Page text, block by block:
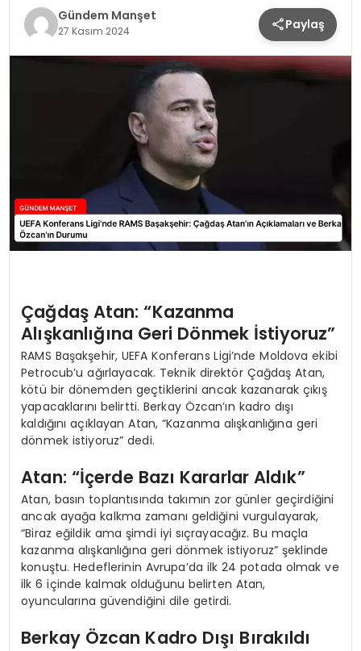
Gündem Manşet
27 Kasım 2024 Paylaş
Çağdaş Atan: “Kazanma
Alışkanlığına Geri Dönmek İstiyoruz”
RAMS Başakşehir, UEFA Konferans Ligi’nde Moldova ekibi
Petrocub’u ağırlayacak. Teknik direktör Çağdaş Atan,
kötü bir dönemden geçtiklerini ancak kazanarak çıkış
yapacaklarını belirtti. Berkay Özcan’ın kadro dışı
kaldığını açıklayan Atan, “Kazanma alışkanlığına geri
dönmek istiyoruz” dedi.
Atan: “İçerde Bazı Kararlar Aldık”
Atan, basın toplantısında takımın zor günler geçirdiğini
ancak ayağa kalkma zamanı geldiğini vurgulayarak,
“Biraz eğildik ama şimdi iyi sıçrayacağız. Bu maçla
kazanma alışkanlığına geri dönmek istiyoruz” şeklinde
konuştu. Hedeflerinin Avrupa’da ilk 24 potada olmak ve
ilk 6 içinde kalmak olduğunu belirten Atan,
oyuncularına güvendiğini dile getirdi.
Berkay Özcan Kadro Dışı Bırakıldı